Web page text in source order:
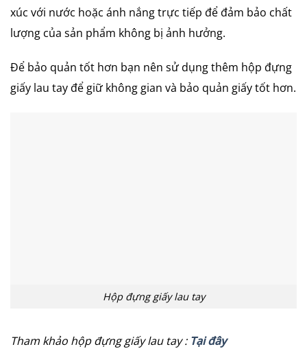
xúc với nước hoặc ánh nắng trực tiếp để đảm bảo chất
lượng của sản phẩm không bị ảnh hưởng.
Để bảo quản tốt hơn bạn nên sử dụng thêm hộp đựng
giấy lau tay để giữ không gian và bảo quản giấy tốt hơn.
Hộp đựng giấy lau tay
Tham khảo hộp đựng giấy lau tay : Tại đây